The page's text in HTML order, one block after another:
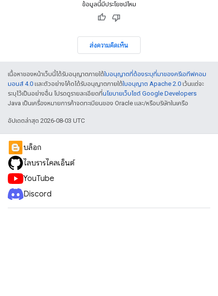
ข้อมูลนี้มีประโยชน์ไหม
ส่งความคิดเห็น
เนื้อหาของหน้าเว็บนี้ได้รับอนุญาตภายใต้ใบอนุญาตที่ต้องระบุที่มาของครีเอทีฟคอม
มอนส์ 4.0 และตัวอย่างโค้ดได้รับอนุญาตภายใต้ใบอนุญาต Apache 2.0 เว้นแต่จะ
ระบุไว้เป็นอย่างอื่น โปรดดูรายละเอียดที่นโยบายเว็บไซต์ Google Developers
Java เป็นเครื่องหมายการค้าจดทะเบียนของ Oracle และ/หรือบริษัทในเครือ
อัปเดตล่าสุด 2026-08-03 UTC
บล็อก
ไลบรารีไคลเอ็นต์
YouTube
Discord